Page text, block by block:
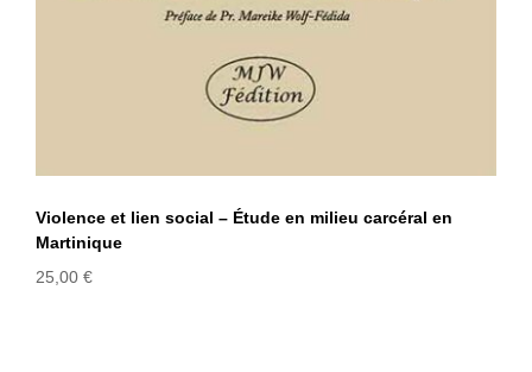
Violence et lien social – Étude en milieu carcéral en
Martinique
25,00 €